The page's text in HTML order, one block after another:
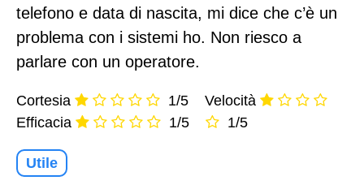
telefono e data di nascita, mi dice che c’è un
problema con i sistemi ho. Non riesco a
parlare con un operatore.
Cortesia
1/5
Efficacia
1/5
Velocità
1/5
Utile